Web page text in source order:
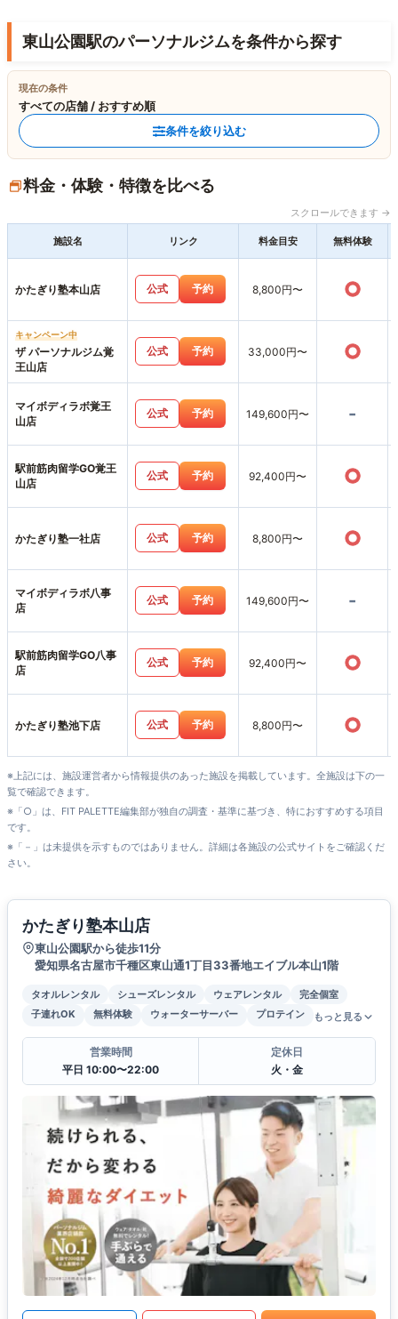
東山公園駅のパーソナルジムを条件から探す
現在の条件
すべての店舗 / おすすめ順
条件を絞り込む
料金・体験・特徴を比べる
スクロールできます →
施設名 リンク 料金目安 無料体験
かたぎり塾本山店 公式 予約 8,800円〜 ○
キャンペーン中
ザ パーソナルジム覚
王山店
公式 予約 33,000円〜 ○
マイボディラボ覚王
山店
公式 予約 149,600円〜 -
駅前筋肉留学GO覚王
山店
公式 予約 92,400円〜 ○
かたぎり塾一社店 公式 予約 8,800円〜 ○
マイボディラボ八事
店
公式 予約 149,600円〜 -
駅前筋肉留学GO八事
店
公式 予約 92,400円〜 ○
かたぎり塾池下店 公式 予約 8,800円〜 ○
※上記には、施設運営者から情報提供のあった施設を掲載しています。全施設は下の一
覧で確認できます。
※「○」は、FIT PALETTE編集部が独自の調査・基準に基づき、特におすすめする項目
です。
※「－」は未提供を示すものではありません。詳細は各施設の公式サイトをご確認くだ
さい。
かたぎり塾本山店
東山公園駅から徒歩11分
愛知県名古屋市千種区東山通1丁目33番地エイブル本山1階
タオルレンタル シューズレンタル ウェアレンタル
完全個室
子連れOK
無料体験 ウォーターサーバー プロテイン もっと見る
営業時間
平日 10:00〜22:00
定休日
火・金